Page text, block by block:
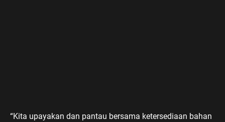
“Kita upayakan dan pantau bersama ketersediaan bahan